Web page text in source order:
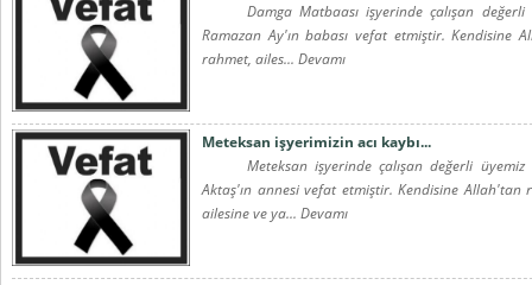
Damga Matbaası işyerinde çalışan değerli
Ramazan Ay'ın babası vefat etmiştir. Kendisine
rahmet, ailes... Devamı
Meteksan işyerimizin acı kaybı...
Meteksan işyerinde çalışan değerli üyemiz
Aktaş'ın annesi vefat etmiştir. Kendisine Allah'tan
ailesine ve ya... Devamı